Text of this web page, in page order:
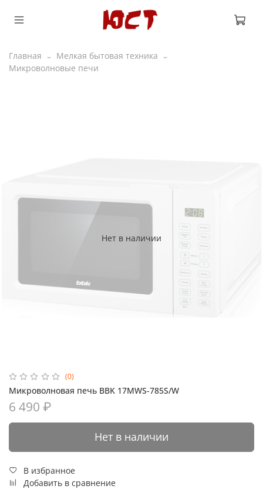
Главная
Мелкая бытовая техника
Микроволновые печи
Нет в наличии
(0)
Микроволновая печь BBK 17MWS-785S/W
6 490 ₽
Нет в наличии
В избранное
Добавить в сравнение